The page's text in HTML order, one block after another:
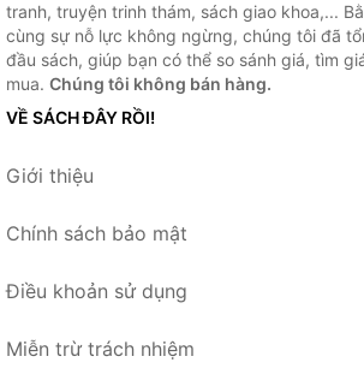
tranh, truyện trinh thám, sách giao khoa,...
cùng sự nỗ lực không ngừng, chúng tôi đã
đầu sách, giúp bạn có thể so sánh giá, tìm
mua. Chúng tôi không bán hàng.
VỀ SÁCH ĐÂY RỒI!
Giới thiệu
Chính sách bảo mật
Điều khoản sử dụng
Miễn trừ trách nhiệm